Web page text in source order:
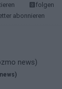
folgen
abonnieren